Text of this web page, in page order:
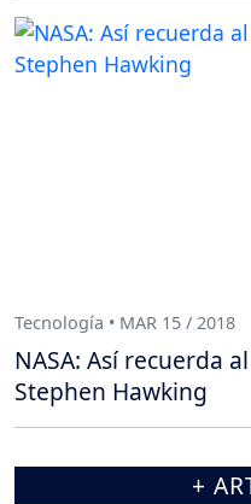
Tecnología • MAR 15 / 2018
NASA: Así recuerda
Stephen Hawking
+